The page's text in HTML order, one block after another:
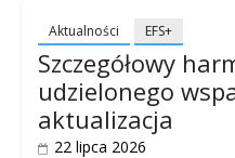
Aktualności EFS+
Szczegółowy
udzielonego
aktualizacja
22 lipca 2026